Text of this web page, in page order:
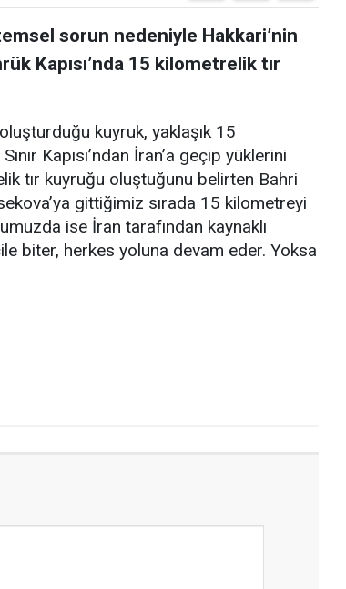
sorun nedeniyle Hakkari’nin
Kapısı’nda 15 kilometrelik tır
oluşturduğu kuyruk, yaklaşık 15
Kapısı’ndan İran’a geçip yüklerini
tır kuyruğu oluştuğunu belirten Bahri
gittiğimiz sırada 15 kilometreyi
ise İran tarafından kaynaklı
biter, herkes yoluna devam eder. Yoksa